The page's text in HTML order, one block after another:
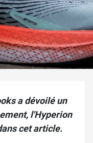
a dévoilé un
l'Hyperion
cet article.